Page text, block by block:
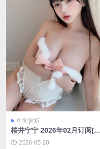
单套赏析
桜井宁宁 2026年02月订阅[38
P-1V-292.8M]
2026-05-20